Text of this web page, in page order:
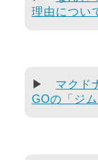
理由につい
▶ マクド
GOの「ジ